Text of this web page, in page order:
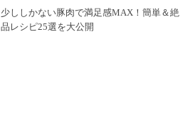
少ししかない豚肉で満足感MAX！簡単＆絶
品レシピ25選を大公開